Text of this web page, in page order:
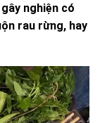
nghiện có
rau rừng, hay